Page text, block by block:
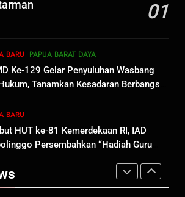
01
BARU PAPUA BARAT DAYA
Ke-129 Gelar Penyuluhan Wasbang
Tanamkan Kesadaran Berbangsa
Taat Aturan di Kampung Sesor
BARU
HUT ke-81 Kemerdekaan RI, IAD
Persembahkan “Hadiah Guru
Non-ASN sebagai Pahlawan Bangsa
bagi Mama-Mama dan Anak-
Oknum Polisi Kebon Jeruk Jadi
Backing Mafia Tanah Merampas
Sutarman
BERITA BARU HUKUM DAN KRIMINAL
TMMD Ke-129 Gelar Penyuluhan
Wasbang dan Hukum,
Tanamkan Kesadaran
Berbangsa serta Taat Aturan di
PAPUA BARAT DAYA